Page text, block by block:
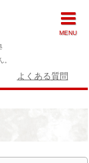
よくある質問
MENU